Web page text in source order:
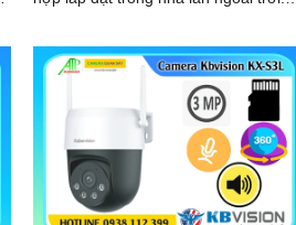
tiết kiệm thời gian và chi phí cho người